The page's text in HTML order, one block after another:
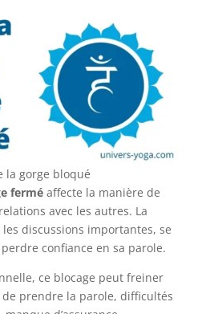
la gorge bloqué
ferméaffecte la manière de
avec les autres. La
discussions importantes, se
confiance en sa parole.
ce blocage peut freiner
prendre la parole, difficultés